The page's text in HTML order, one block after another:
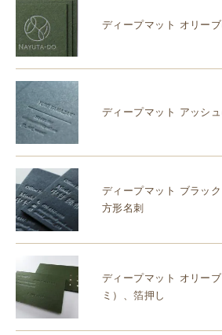
ディープマット オリー
ディープマット アッシ
ディープマット ブラッ
方形名刺
ディープマット オリー
ミ）、箔押し